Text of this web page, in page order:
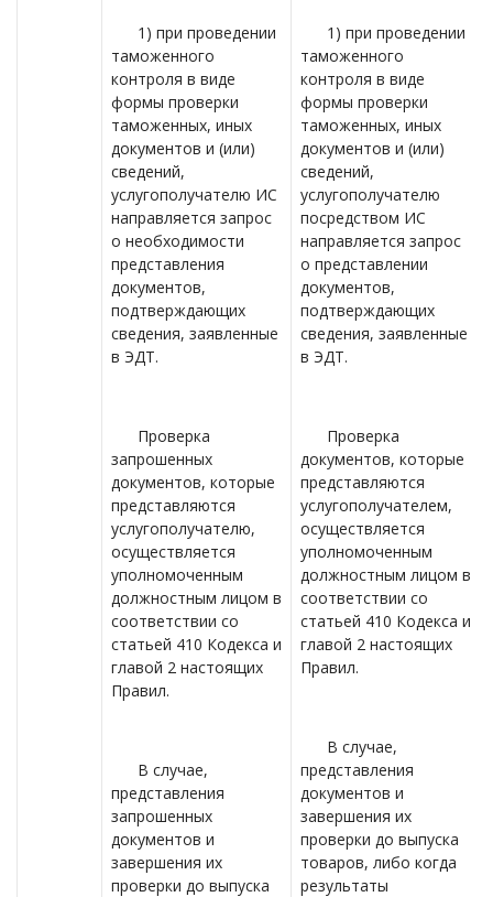
1) при проведении
таможенного
контроля в виде
формы проверки
таможенных, иных
документов и (или)
сведений,
услугополучателю ИС
направляется запрос
о необходимости
представления
документов,
подтверждающих
сведения, заявленные
в ЭДТ.
Проверка
запрошенных
документов, которые
представляются
услугополучателю,
осуществляется
уполномоченным
должностным лицом в
соответствии со
статьей 410 Кодекса и
главой 2 настоящих
Правил.
В случае,
представления
запрошенных
документов и
завершения их
проверки до выпуска
1) при проведении
таможенного
контроля в виде
формы проверки
таможенных, иных
документов и (или)
сведений,
услугополучателю
посредством ИС
направляется запрос
о представлении
документов,
подтверждающих
сведения, заявленные
в ЭДТ.
Проверка
документов, которые
представляются
услугополучателем,
осуществляется
уполномоченным
должностным лицом в
соответствии со
статьей 410 Кодекса и
главой 2 настоящих
Правил.
В случае,
представления
документов и
завершения их
проверки до выпуска
товаров, либо когда
результаты